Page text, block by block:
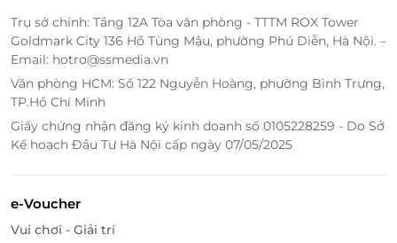
Chỉ với vài thao tác đơn giản trên LifeLink, bạn đã có
thể đặt ngayphòng Deluxe tại Cosmo Stars Hotel
Trụ sở chính: Tầng 12A Tòa văn phòng - TTTM ROX Tower
Goldmark City 136 Hồ Tùng Mậu, phường Phú Diễn, Hà Nội. –
Email: hotro@ssmedia.vn
Văn phòng HCM: Số 122 Nguyễn Hoàng, phường Bình Trưng,
TP.Hồ Chí Minh
Giấy chứng nhận đăng ký kinh doanh số 0105228259 - Do Sở
Kế hoạch Đầu Tư Hà Nội cấp ngày 07/05/2025
e-Voucher
Vui chơi - Giải trí